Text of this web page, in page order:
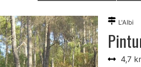
L'Albi
4,7